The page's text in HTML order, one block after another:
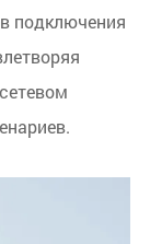
подключения